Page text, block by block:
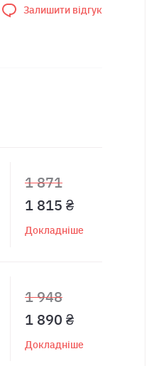
Залишити відгук
1 871
1 815 ₴
Докладніше
1 948
1 890 ₴
Докладніше